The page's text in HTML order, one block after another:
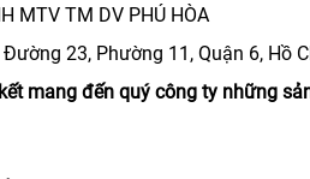
MTV TM DV PHÚ HÒA
23, Phường 11, Quận 6, Hồ
mang đến quý công ty những